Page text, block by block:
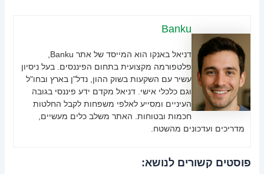
Banku
פלטפורמה מקצועית בתחום הפיננסים. בעל ניסיון
עשיר עם השקעות בשוק ההון, נדל"ן בארץ ובחו"ל
וגם כלכלי אישי. דניאל מקדם ידע פיננסי בגובה
העיניים ומסייע לאלפי משפחות לקבל החלטות
חכמות ובטוחות. האתר משלב כלים מעשיים,
מדריכים ועדכונים מהשטח.
פוסטים קשורים לנושא: